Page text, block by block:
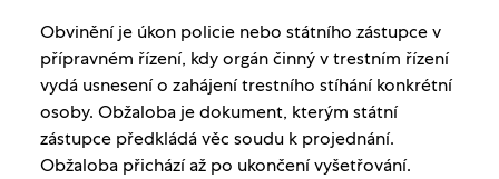
Obvinění je úkon policie nebo státního zástupce v
přípravném řízení, kdy orgán činný v trestním řízení
vydá usnesení o zahájení trestního stíhání konkrétní
osoby. Obžaloba je dokument, kterým státní
zástupce předkládá věc soudu k projednání.
Obžaloba přichází až po ukončení vyšetřování.